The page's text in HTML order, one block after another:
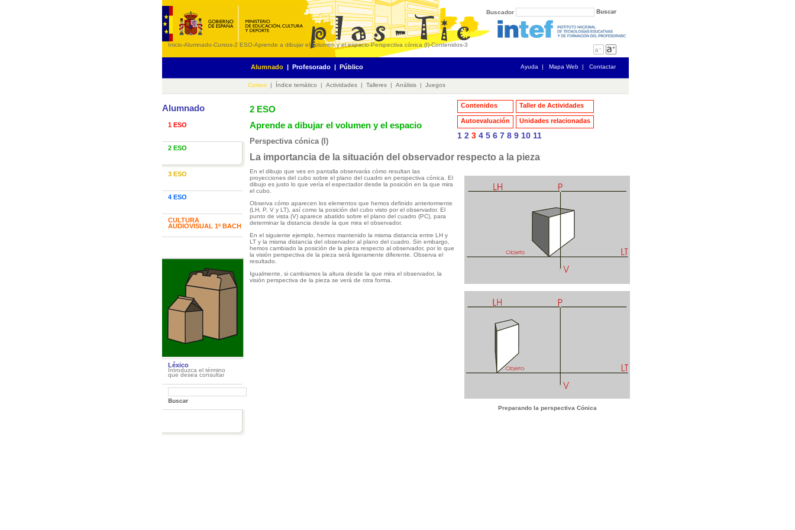
Buscador
Inicio-Alumnado-Cursos-2 ESO-Aprende a dibujar el volumen y el espacio-Perspectiva cónica (I)-Contenidos-3
Alumnado | Profesorado | Público Ayuda | Mapa Web | Contactar
Cursos | Índice temático | Actividades | Talleres | Análisis | Juegos
Alumnado
1 ESO
2 ESO
3 ESO
4 ESO
CULTURA
AUDIOVISUAL 1º BACH
Léxico
Introduzca el término
que desea consultar
Contenidos Taller de Actividades
Autoevaluación Unidades relacionadas
1 2 3 4 5 6 7 8 9 10 11
2 ESO
Aprende a dibujar el volumen y el espacio
Perspectiva cónica (I)
La importancia de la situación del observador respecto a la pieza
Preparando la perspectiva Cónica
En el dibujo que ves en pantalla observarás cómo resultan las
proyecciones del cubo sobre el plano del cuadro en perspectiva cónica. El
dibujo es justo lo que vería el espectador desde la posición en la que mira
el cubo.
Observa cómo aparecen los elementos que hemos definido anteriormente
(LH, P, V y LT), así como la posición del cubo visto por el observador. El
punto de vista (V) aparece abatido sobre el plano del cuadro (PC), para
determinar la distancia desde la que mira el observador.
En el siguiente ejemplo, hemos mantenido la misma distancia entre LH y
LT y la misma distancia del observador al plano del cuadro. Sin embargo,
hemos cambiado la posición de la pieza respecto al observador, por lo que
la visión perspectiva de la pieza será ligeramente diferente. Observa el
resultado.
Igualmente, si cambiamos la altura desde la que mira el observador, la
visión perspectiva de la pieza se verá de otra forma.